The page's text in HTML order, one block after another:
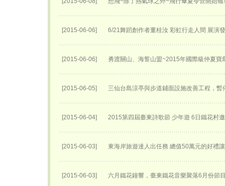
[2015-06-06] 6/21舞蹈創作者董桂汝 彩虹行走人間 展演
[2015-06-06] 勇渡關山、海誓山盟~2015年國際級仲夏寶
[2015-06-05] 三仙台島涼亭與步道鋪面設施改善工程，暫
[2015-06-04] 2015第四屆臺東詩歌節 少年遊 6日鐵花村
[2015-06-03] 東海岸旅遊達人出任務 總值50萬元的好禮
[2015-06-03] 六月鐵花鐘響，臺東鐵花音樂聚落6月份節